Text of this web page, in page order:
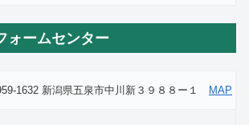
ォームセンター
1632 新潟県五泉市中川新３９８８ー１ MAP